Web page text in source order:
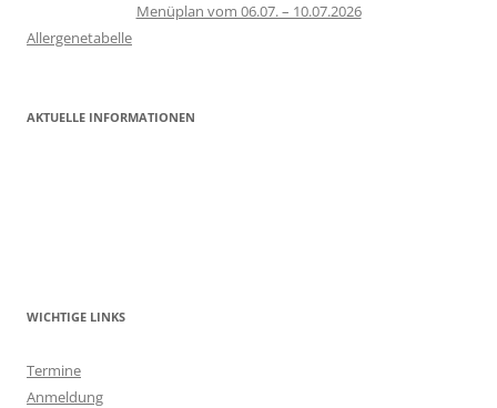
Menüplan vom 06.07. – 10.07.2026
Allergenetabelle
AKTUELLE INFORMATIONEN
WICHTIGE LINKS
Termine
Anmeldung